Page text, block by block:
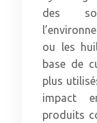
des
ou les
base de
plus
impact
produits